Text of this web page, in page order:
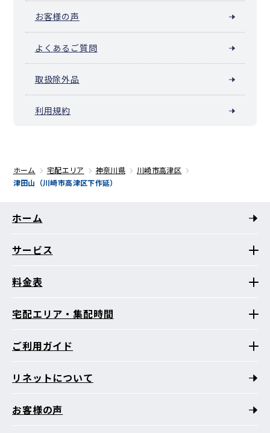
お客様の声
よくあるご質問
取扱除外品
利用規約
ホーム 宅配エリア 神奈川県
川崎市高津区
津田山（川崎市高津区下作延）
ホーム
サービス
料金表
宅配エリア・集配時間
ご利用ガイド
リネットについて
お客様の声